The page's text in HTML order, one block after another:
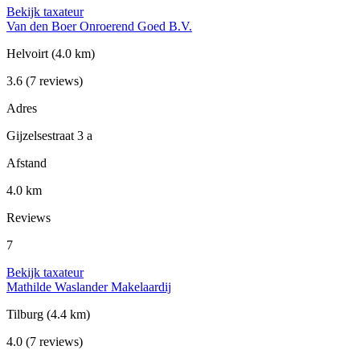
Bekijk taxateur
Van den Boer Onroerend Goed B.V.
Helvoirt (4.0 km)
3.6 (7 reviews)
Adres
Gijzelsestraat 3 a
Afstand
4.0 km
Reviews
7
Bekijk taxateur
Mathilde Waslander Makelaardij
Tilburg (4.4 km)
4.0 (7 reviews)